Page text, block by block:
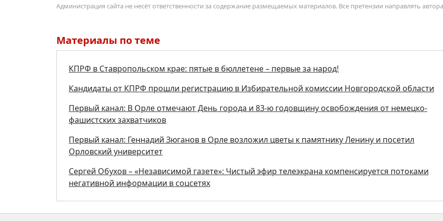
Администрация сайта не несёт ответственности за содержание размещаемых материалов. Все претензии направлять
Материалы по теме
КПРФ в Ставропольском крае: пятые в бюллетене – первые за народ!
Кандидаты от КПРФ прошли регистрацию в Избирательной комиссии Новгородской области
Первый канал: В Орле отмечают День города и 83-ю годовщину освобождения от немецко-
фашистских захватчиков
Первый канал: Геннадий Зюганов в Орле возложил цветы к памятнику Ленину и посетил
Орловский университет
Сергей Обухов – «Независимой газете»: Чистый эфир телеэкрана компенсируется потоками
негативной информации в соцсетях